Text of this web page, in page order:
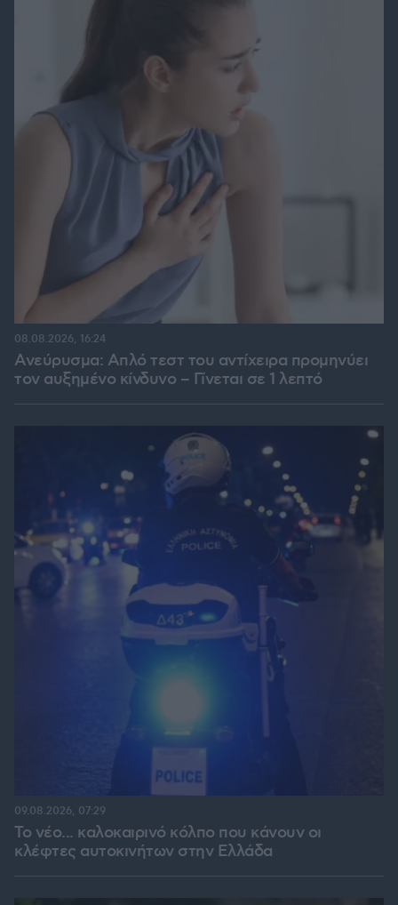
Ανεύρυσμα: Απλό τεστ του αντίχειρα προμηνύει
τον αυξημένο κίνδυνο – Γίνεται σε 1 λεπτό
08.08.2026, 16:24
Το νέο... καλοκαιρινό κόλπο που κάνουν οι
κλέφτες αυτοκινήτων στην Ελλάδα
09.08.2026, 07:29